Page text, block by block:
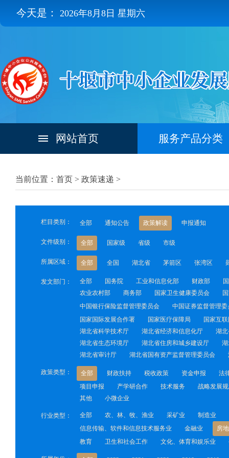
今天是： 2026年8月8日 星期六
网站首页 服务产品分类
当前位置：首页 > 政策速递 >
栏目类别： 全部 通知公告 政策解读 申报通知
文件级别： 全部 国家级 省级 市级
所属区域： 全部 全国 湖北省 茅箭区 张湾区
发文部门： 全部 国务院 工业和信息化部 财政部
农业农村部
商务部 国家卫生健康委员会
中国银行保险监督管理委员会
中国证券监督管理委
国家国际发展合作署
国家医疗保障局
国家互
湖北省科学技术厅
湖北省经济和信息化厅
湖
湖北省生态环境厅
湖北省住房和城乡建设厅
湖北省审计厅
湖北省国有资产监督管理委员会
政策类型： 全部 财政扶持 税收政策 资金申报
法
项目申报
产学研合作 技术服务
战略发展
其他
小微企业
行业类型： 全部 农、林、牧、渔业 采矿业
制造业
信息传输、软件和信息技术服务业
金融业
房
教育
卫生和社会工作 文化、体育和娱乐业